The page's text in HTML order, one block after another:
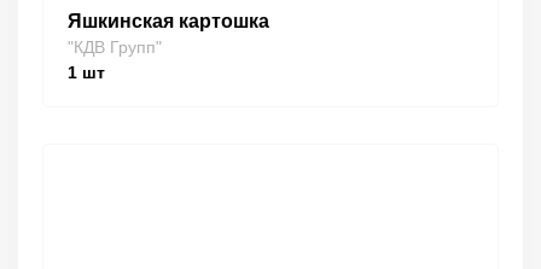
Яшкинская картошка
"КДВ Групп"
1 шт